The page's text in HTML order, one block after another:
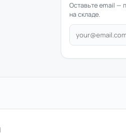
Оставьте email —
на складе.